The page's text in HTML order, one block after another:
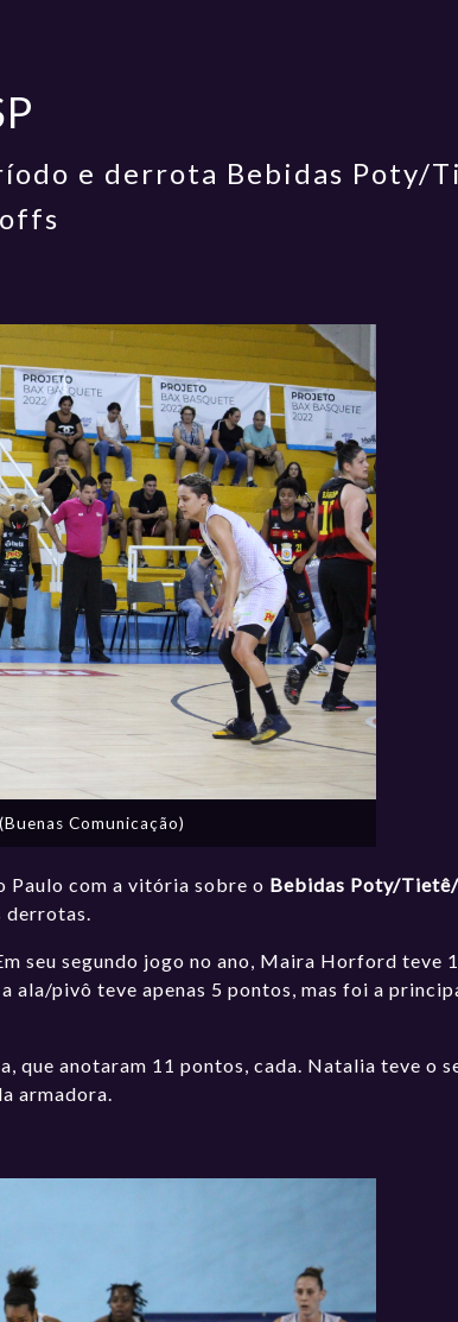
e derrota Bebidas Poty/
Comunicação)
Paulo com a vitória sobre o Bebidas Poty/
derrotas.
seu segundo jogo no ano, Maira Horford teve
ala/pivô teve apenas 5 pontos, mas foi a
que anotaram 11 pontos, cada. Natalia teve o
armadora.